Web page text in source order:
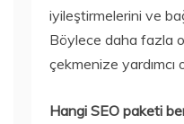
iyileştirmelerini ve
Böylece daha fazla
çekmenize yardımcı
Hangi SEO paketi